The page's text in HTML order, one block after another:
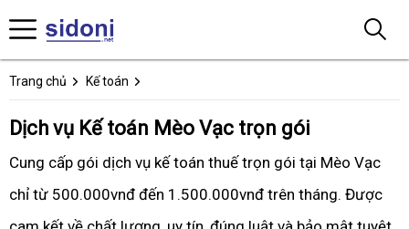
Trang chủ Kế toán
Dịch vụ Kế toán Mèo Vạc trọn gói
Cung cấp gói dịch vụ kế toán thuế trọn gói tại Mèo Vạc
chỉ từ 500.000vnđ đến 1.500.000vnđ trên tháng. Được